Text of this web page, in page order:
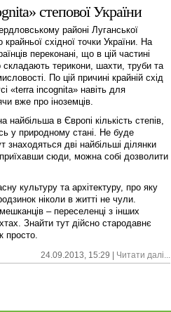
степової України
районі Луганської
східної точки України. На
переконані, що в цій частині
складають терикони, шахти, труби та
По цій причині крайній схід
«terra incognita» навіть для
вже про іноземців.
в Європі кількість степів,
у природному стані. Не буде
дві найбільші ділянки
сюди, можна собі дозволити
культуру та архітектуру, про яку
ніколи в житті не чули.
– переселенці з інших
Знайти тут дійсно стародавнє
просто.
24.09.2013, 15:29 | Читати далі...